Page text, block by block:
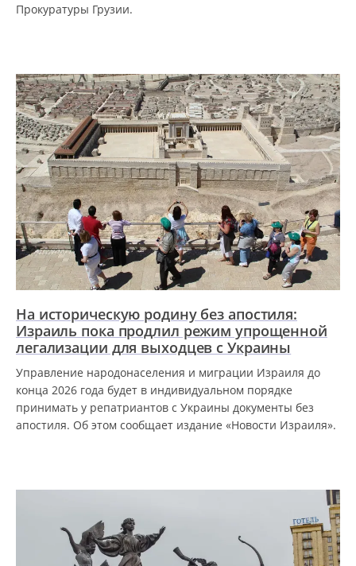
Прокуратуры Грузии.
На историческую родину без апостиля:
Израиль пока продлил режим упрощенной
легализации для выходцев с Украины
Управление народонаселения и миграции Израиля до
конца 2026 года будет в индивидуальном порядке
принимать у репатриантов с Украины документы без
апостиля. Об этом сообщает издание «Новости Израиля».